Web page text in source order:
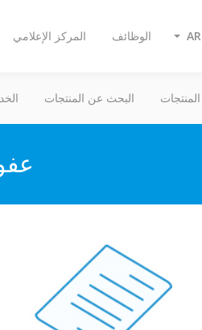
المركز الإعلامي الوظائف AR
المنتجات البحث عن المنتجات